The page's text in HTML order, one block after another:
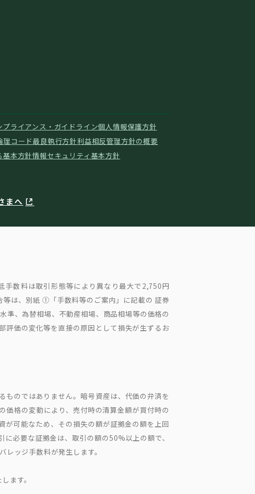
プライアンス・ガイドライン個人情報保護方針
理コード最良執行方針利益相反管理方針の概要
基本方針情報セキュリティ基本方針
まへ
手数料は取引形態等により異なり最大で2,750円
等は、別紙 ①「手数料等のご案内」に記載の 証券
準、為替相場、不動産相場、商品相場等の価格の
評価の変化等を直接の原因として損失が生ずるお
のではありません。暗号資産は、代価の弁済を
価格の変動により、売付時の清算金額が買付時の
が可能なため、その損失の額が証拠金の額を上回
必要な証拠金は、取引の額の50%以上の額で、
ッジ手数料が発生します。
ます。